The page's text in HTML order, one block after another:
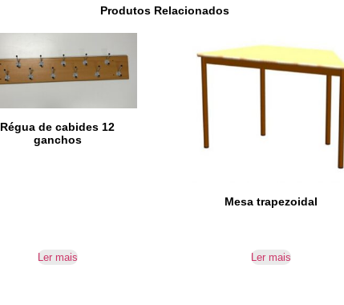
Produtos Relacionados
Régua de cabides 12
ganchos
Ler mais
Mesa trapezoidal
Ler mais